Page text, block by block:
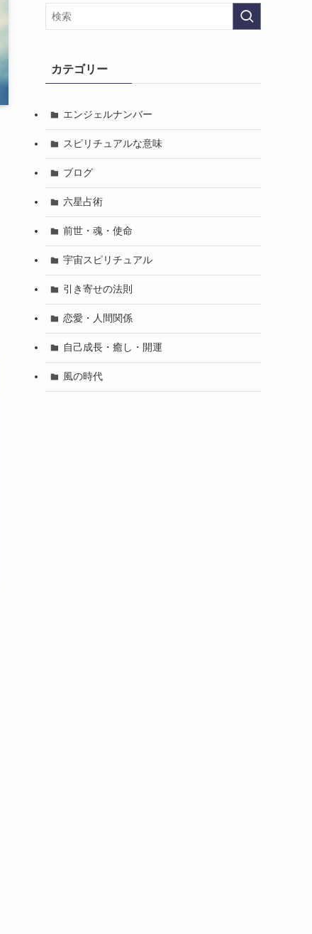
カテゴリー
エンジェルナンバー
スピリチュアルな意味
ブログ
六星占術
前世・魂・使命
宇宙スピリチュアル
引き寄せの法則
恋愛・人間関係
自己成長・癒し・開運
風の時代